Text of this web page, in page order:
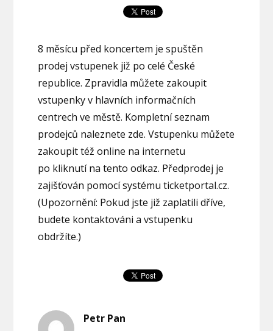
8 měsícu před koncertem je spuštěn
prodej vstupenek již po celé České
republice. Zpravidla můžete zakoupit
vstupenky v hlavních informačních
centrech ve městě. Kompletní seznam
prodejců naleznete zde. Vstupenku můžete
zakoupit též online na internetu
po kliknutí na tento odkaz. Předprodej je
zajišťován pomocí systému ticketportal.cz.
(Upozornění: Pokud jste již zaplatili dříve,
budete kontaktováni a vstupenku
obdržíte.)
Petr Pan